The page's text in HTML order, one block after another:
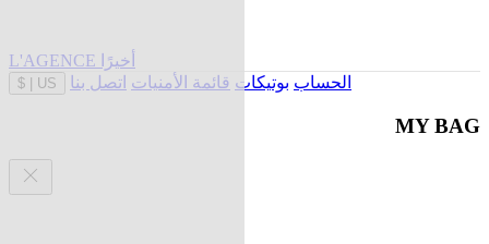
L'AGENCE أخيرًا
US
$ الحساب بوتيكات قائمة الأمنيات اتصل بنا
MY BAG